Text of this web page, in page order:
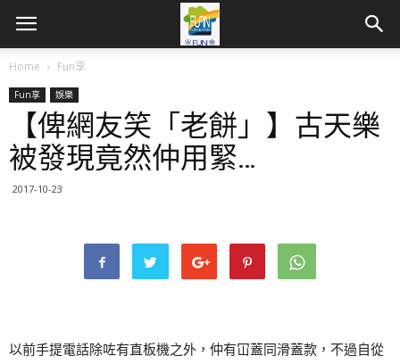
Home Fun享
Fun享 娛樂
【俾網友笑「老餅」】古天樂
被發現竟然仲用緊…
2017-10-23
以前手提電話除咗有直板機之外，仲有冚蓋同滑蓋款，不過自從